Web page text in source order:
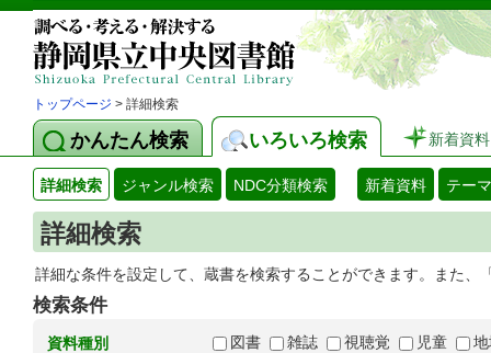
トップページ > 詳細検索
かんたん検索 いろいろ検索 新着資料
詳細検索 ジャンル検索 NDC分類検索 新着資料 テー
詳細検索
詳細な条件を設定して、蔵書を検索することができます。また
検索条件
資料種別 図書 雑誌 視聴覚 児童